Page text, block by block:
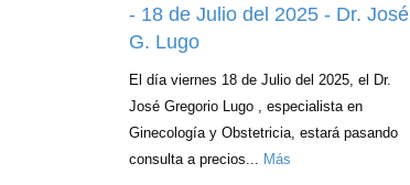
- 18 de Julio del 2025 - Dr. José
G. Lugo
El día viernes 18 de Julio del 2025, el Dr.
José Gregorio Lugo , especialista en
Ginecología y Obstetricia, estará pasando
consulta a precios... Más